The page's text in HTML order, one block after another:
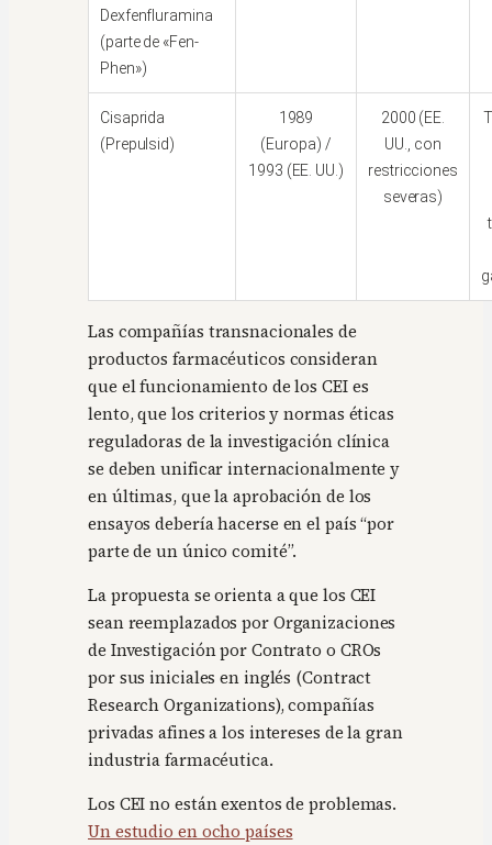
Dexfenfluramina
(parte de «Fen-
Phen»)
Cisaprida
(Prepulsid)
1989
(Europa) /
1993 (EE. UU.)
2000 (EE.
UU., con
restricciones
severas)
Las compañías transnacionales de
productos farmacéuticos consideran
que el funcionamiento de los CEI es
lento, que los criterios y normas éticas
reguladoras de la investigación clínica
se deben unificar internacionalmente y
en últimas, que la aprobación de los
ensayos debería hacerse en el país “por
parte de un único comité”.
La propuesta se orienta a que los CEI
sean reemplazados por Organizaciones
de Investigación por Contrato o CROs
por sus iniciales en inglés (Contract
Research Organizations), compañías
privadas afines a los intereses de la gran
industria farmacéutica.
Los CEI no están exentos de problemas.
Un estudio en ocho países